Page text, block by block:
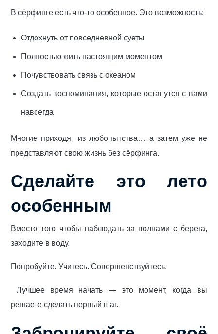
В сёрфинге есть что-то особенное. Это возможность:
Отдохнуть от повседневной суеты
Полностью жить настоящим моментом
Почувствовать связь с океаном
Создать воспоминания, которые останутся с вами
навсегда
Многие приходят из любопытства… а затем уже не
представляют свою жизнь без сёрфинга.
Сделайте это лето
особенным
Вместо того чтобы наблюдать за волнами с берега,
заходите в воду.
Попробуйте. Учитесь. Совершенствуйтесь.
Лучшее время начать — это момент, когда вы
решаете сделать первый шаг.